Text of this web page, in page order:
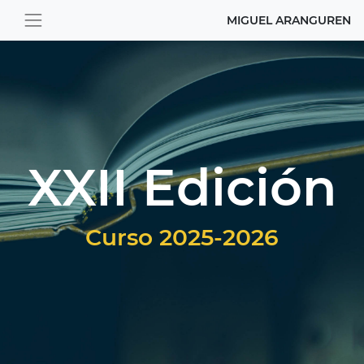
MIGUEL ARANGUREN
XXII Edición
Curso 2025-2026